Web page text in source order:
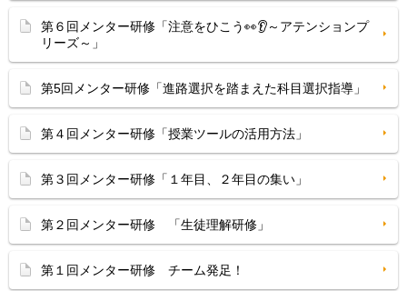
第６回メンター研修「注意をひこう👀👂～アテンションプ
リーズ～」
第5回メンター研修「進路選択を踏まえた科目選択指導」
第４回メンター研修「授業ツールの活用方法」
第３回メンター研修「１年目、２年目の集い」
第２回メンター研修 「生徒理解研修」
第１回メンター研修 チーム発足！